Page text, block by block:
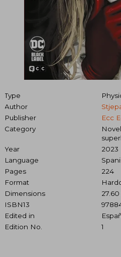
Type
Author
Publisher
Ecc
Category
Year
2023
Language
Pages
224
Format
Dimensions
27.60
ISBN13
Edited in
Edition No.
1